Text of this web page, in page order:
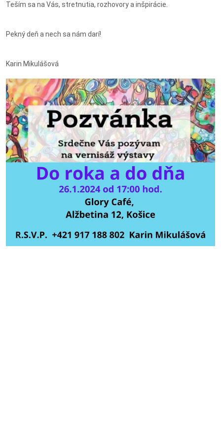
Teším sa na Vás, stretnutia, rozhovory a inšpirácie.
Pekný deň a nech sa nám darí!
Karin Mikulášová